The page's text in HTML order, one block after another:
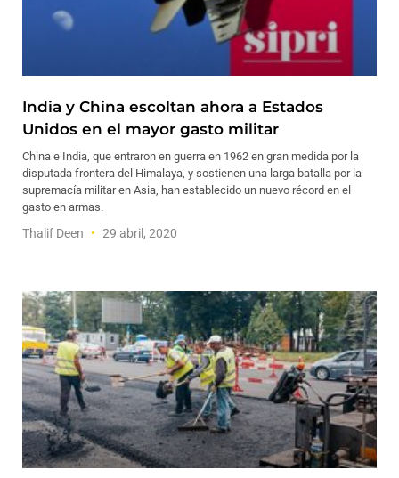
India y China escoltan ahora a Estados
Unidos en el mayor gasto militar
China e India, que entraron en guerra en 1962 en gran medida por la
disputada frontera del Himalaya, y sostienen una larga batalla por la
supremacía militar en Asia, han establecido un nuevo récord en el
gasto en armas.
Thalif Deen 29 abril, 2020